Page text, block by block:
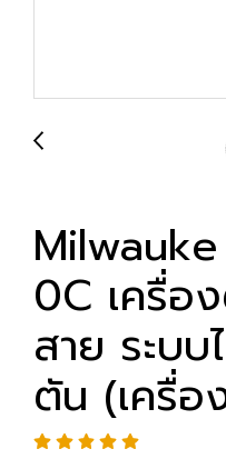
0C เครื่อ
สาย ระบ
ตัน (เครื่อ